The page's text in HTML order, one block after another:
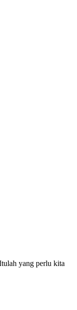
yang perlu kita